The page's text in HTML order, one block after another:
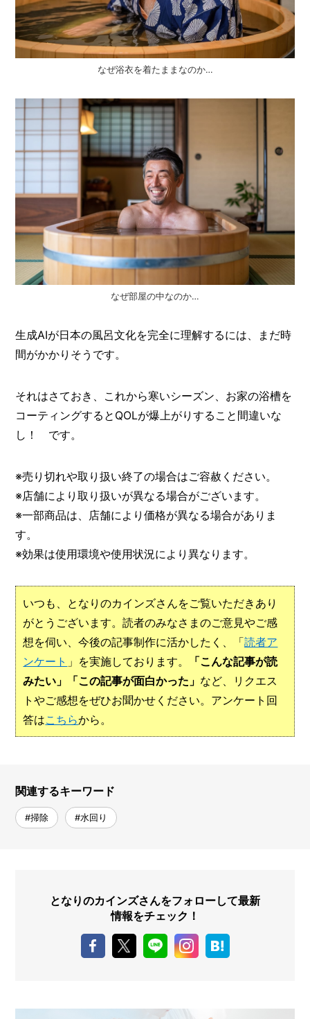
なぜ浴衣を着たままなのか…
なぜ部屋の中なのか…
生成AIが日本の風呂文化を完全に理解するには、まだ時
間がかかりそうです。
それはさておき、これから寒いシーズン、お家の浴槽を
コーティングするとQOLが爆上がりすること間違いな
し！ です。
※売り切れや取り扱い終了の場合はご容赦ください。
※店舗により取り扱いが異なる場合がございます。
※一部商品は、店舗により価格が異なる場合がありま
す。
※効果は使用環境や使用状況により異なります。
いつも、となりのカインズさんをご覧いただきあり
がとうございます。読者のみなさまのご意見やご感
想を伺い、今後の記事制作に活かしたく、「読者ア
ンケート 」を実施しております。
「こんな記事が読
みたい」「この記事が面白かった」 など、リクエス
トやご感想をぜひお聞かせください。アンケート回
答はこちらから。
関連するキーワード
#掃除 #水回り
となりのカインズさんをフォローして最新
情報をチェック！